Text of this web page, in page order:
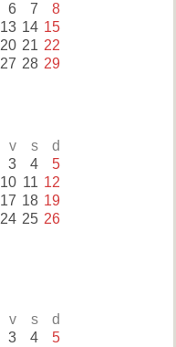
6 7 8
13 14 15
20 21 22
27 28 29
v s d
3 4 5
10 11 12
17 18 19
24 25 26
v s d
3 4 5